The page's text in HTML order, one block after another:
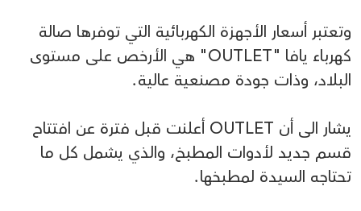
وتعتبر أسعار الأجهزة الكهربائية التي توفرها صالة
كهرباء يافا "OUTLET" هي الأرخص على مستوى
البلاد، وذات جودة مصنعية عالية.
يشار الى أن OUTLET أعلنت قبل فترة عن افتتاح
قسم جديد لأدوات المطبخ، والذي يشمل كل ما
تحتاجه السيدة لمطبخها.